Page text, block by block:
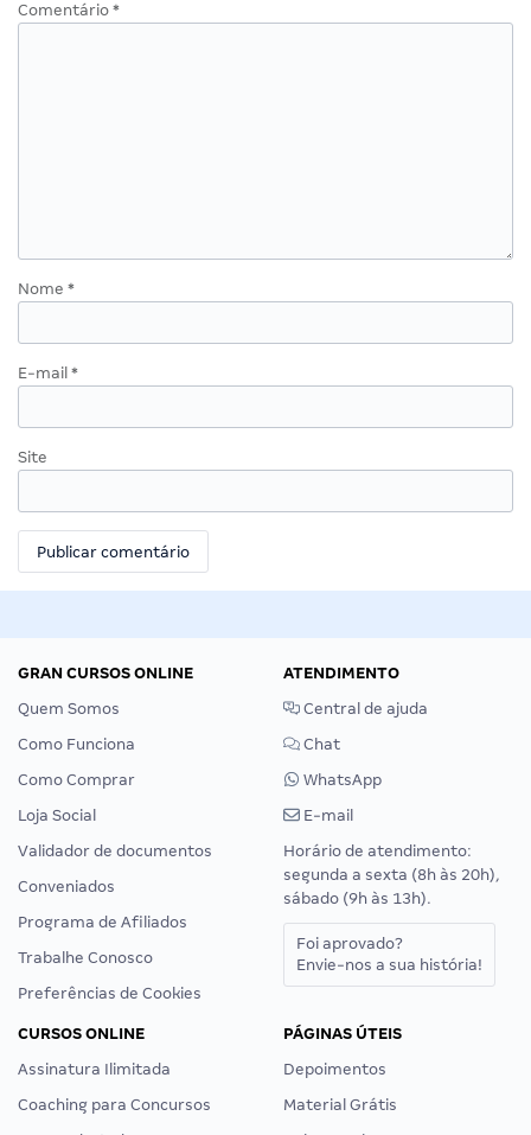
Comentário *
Nome *
E-mail *
Site
GRAN CURSOS ONLINE
Quem Somos
Como Funciona
Como Comprar
Loja Social
Validador de documentos
Conveniados
Programa de Afiliados
Trabalhe Conosco
Preferências de Cookies
ATENDIMENTO
Central de ajuda
Chat
WhatsApp
E-mail
Horário de atendimento:
segunda a sexta (8h às 20h),
sábado (9h às 13h).
Foi aprovado?
Envie-nos a sua história!
CURSOS ONLINE
Assinatura Ilimitada
Coaching para Concursos
PÁGINAS ÚTEIS
Depoimentos
Material Grátis